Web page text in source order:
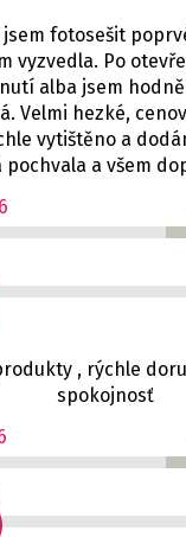
fotosešit
vyzvedla. Po
alba jsem
Velmi hezké,
vytištěno a
pochvala a všem
, rýchle
spokojnosť